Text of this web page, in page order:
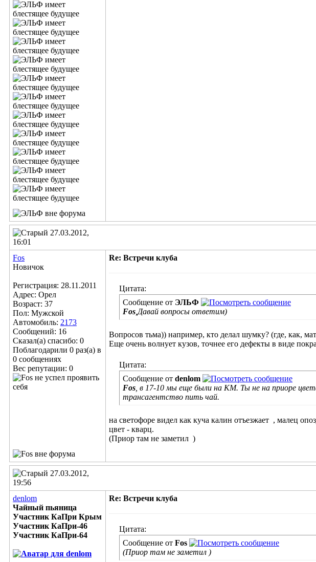
27.03.2012,
16:01
Fos
Новичок
Регистрация: 28.11.2011
Адрес: Орел
Возраст: 37
Пол: Мужской
Автомобиль: 2173
Сообщений: 16
Сказал(а) спасибо: 0
Поблагодарили 0 раз(а) в
0 сообщениях
Вес репутации: 0
Re: Встречи клуба
Цитата:
Сообщение от ЭЛЬФ
Fos ,Давай вопросы ответим)
Вопросов тьма)) например, кто делал шумку? (где, как,
Еще очень волнует кузов, точнее его дефекты в виде
Цитата:
Сообщение от denlom
Fos , в 17-10 мы еще были на КМ. Ты не на приоре
трансагентство пить чай.
на светофоре видел как куча калин отъезжает , малец
цвет - кварц.
(Приор там не заметил )
27.03.2012,
19:56
denlom
Чайный пьяница
Участник КаПри Крым
Участник КаПри-46
Участник КаПри-64
Re: Встречи клуба
Цитата:
Сообщение от Fos
(Приор там не заметил )